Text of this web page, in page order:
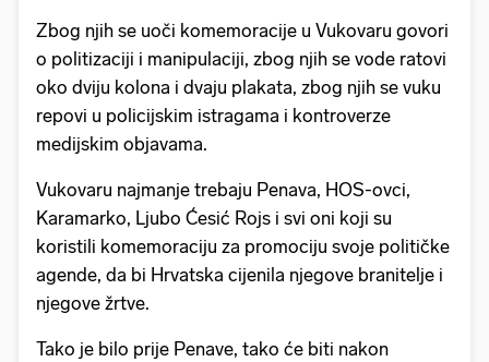
Zbog njih se uoči komemoracije u Vukovaru govori
o politizaciji i manipulaciji, zbog njih se vode ratovi
oko dviju kolona i dvaju plakata, zbog njih se vuku
repovi u policijskim istragama i kontroverze
medijskim objavama.
Vukovaru najmanje trebaju Penava, HOS-ovci,
Karamarko, Ljubo Ćesić Rojs i svi oni koji su
koristili komemoraciju za promociju svoje političke
agende, da bi Hrvatska cijenila njegove branitelje i
njegove žrtve.
Tako je bilo prije Penave, tako će biti nakon